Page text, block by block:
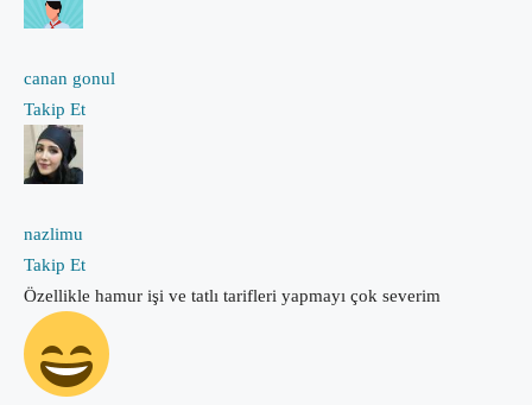
canan gonul
Takip Et
nazlimu
Takip Et
Özellikle hamur işi ve tatlı tarifleri yapmayı çok severim